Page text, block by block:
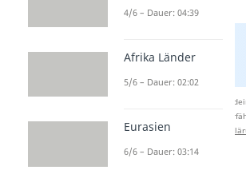
Nach Beantwortung speichern wir
zu verbessern. Mehr dazu
4/6 – Dauer: 04:39
Afrika Länder
5/6 – Dauer: 02:02
Eurasien
6/6 – Dauer: 03:14